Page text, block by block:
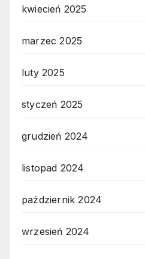
kwiecień 2025
marzec 2025
luty 2025
styczeń 2025
grudzień 2024
listopad 2024
październik 2024
wrzesień 2024